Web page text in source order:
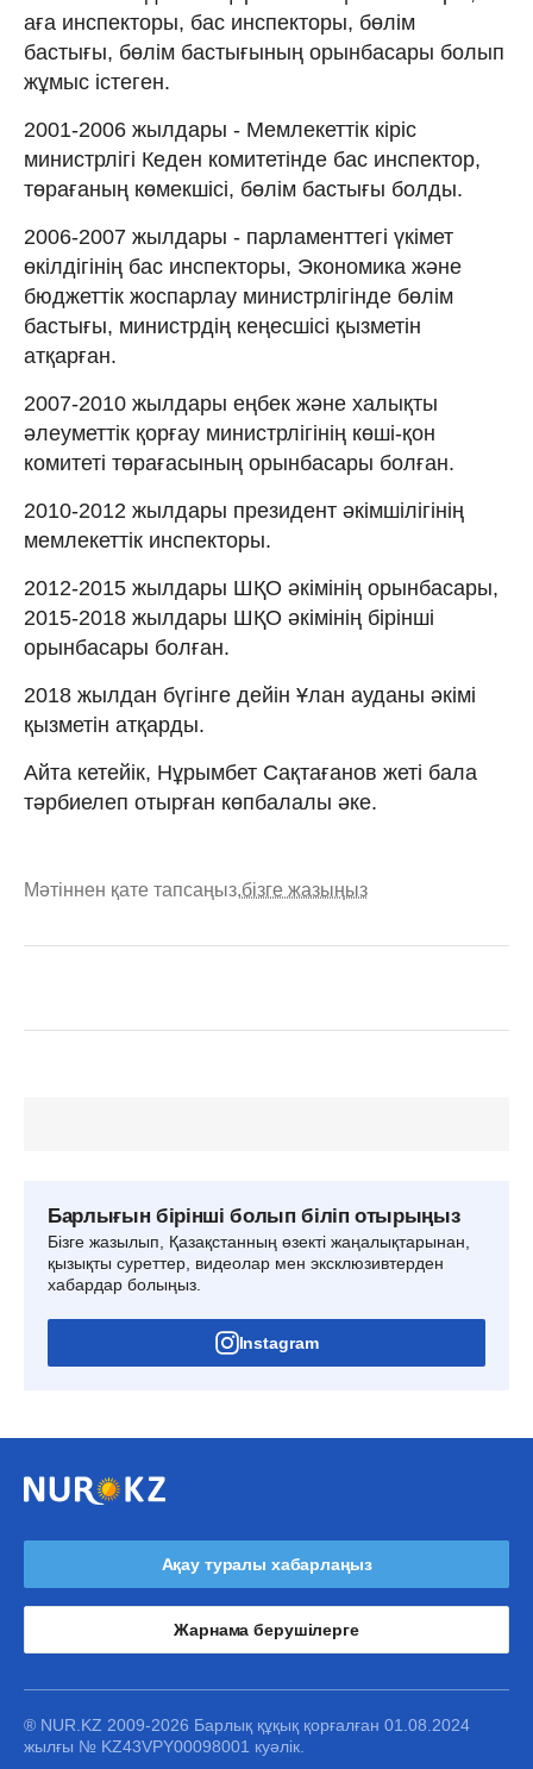
аға инспекторы, бас инспекторы, бөлім
бастығы, бөлім бастығының орынбасары болып
жұмыс істеген.
2001-2006 жылдары - Мемлекеттік кіріс
министрлігі Кеден комитетінде бас инспектор,
төрағаның көмекшісі, бөлім бастығы болды.
2006-2007 жылдары - парламенттегі үкімет
өкілдігінің бас инспекторы, Экономика және
бюджеттік жоспарлау министрлігінде бөлім
бастығы, министрдің кеңесшісі қызметін
атқарған.
2007-2010 жылдары еңбек және халықты
әлеуметтік қорғау министрлігінің көші-қон
комитеті төрағасының орынбасары болған.
2010-2012 жылдары президент әкімшілігінің
мемлекеттік инспекторы.
2012-2015 жылдары ШҚО әкімінің орынбасары,
2015-2018 жылдары ШҚО әкімінің бірінші
орынбасары болған.
2018 жылдан бүгінге дейін Ұлан ауданы әкімі
қызметін атқарды.
Айта кетейік, Нұрымбет Сақтағанов жеті бала
тәрбиелеп отырған көпбалалы әке.
Мәтіннен қате тапсаңыз,бізге жазыңыз
Барлығын бірінші болып біліп отырыңыз
Бізге жазылып, Қазақстанның өзекті жаңалықтарынан,
қызықты суреттер, видеолар мен эксклюзивтерден
хабардар болыңыз.
Instagram
Ақау туралы хабарлаңыз
Жарнама берушілерге
® NUR.KZ 2009-2026 Барлық құқық қорғалған 01.08.2024
жылғы № KZ43VPY00098001 куәлік.